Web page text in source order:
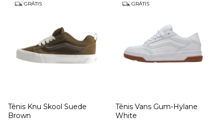
GRÁTIS
Tênis Knu Skool Suede
Brown
GRÁTIS
Tênis Vans Gum-Hylane
White